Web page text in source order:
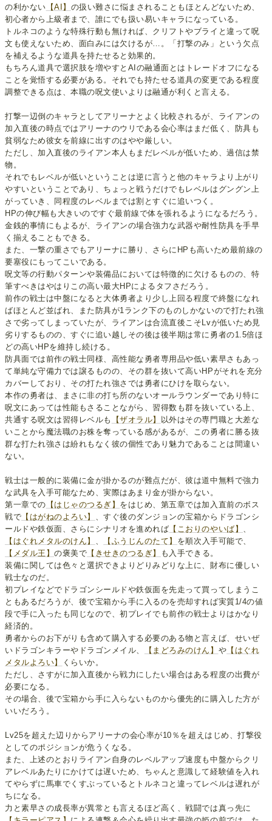
の利かない 【AI】 の扱い難さに悩まされることもほとんどないため、
初心者から上級者まで、誰にでも扱い易いキャラになっている。
トルネコのような特殊行動も無ければ、クリフトやブライと違って呪
文も使えないため、面白みには欠けるが…。「打撃のみ」という欠点
を補えるような道具を持たせると効果的。
もちろん道具で選択肢を増やすとAIの融通面とはトレードオフになる
ことを覚悟する必要がある。それでも持たせる道具の変更である程度
調整できる点は、本職の呪文使いよりは融通が利くと言える。
打撃一辺倒のキャラとしてアリーナとよく比較されるが、ライアンの
加入直後の時点ではアリーナのウリである会心率はまだ低く、防具も
貧弱なため彼女を前線に出すのはやや厳しい。
ただし、加入直後のライアン本人もまだレベルが低いため、過信は禁
物。
それでもレベルが低いということは逆に言うと他のキャラより上がり
やすいということであり、ちょっと戦うだけでもレベルはグングン上
がっていき、同程度のレベルまでは割とすぐに追いつく。
HPの伸び幅も大きいのですぐ最前線で体を張れるようになるだろう。
金銭的事情にもよるが、ライアンの場合強力な武器や耐性防具を手早
く揃えることもできる。
また、一撃の重さでもアリーナに勝り、さらにHPも高いため最前線の
要塞役にもってこいである。
呪文等の行動パターンや装備品においては特徴的に欠けるものの、特
筆すべきはやはりこの高い最大HPによるタフさだろう。
前作の戦士は中盤になると大体勇者より少し上回る程度で終盤になれ
ばほとんど並ばれ、また防具が1ランク下のものしかないので打たれ強
さで劣ってしまっていたが、ライアンは合流直後こそLvが低いため見
劣りするものの、すぐに追い越しその後は後半期は常に勇者の1.5倍ほ
どの高いHPを維持し続ける。
防具面では前作の戦士同様、高性能な勇者専用品や低い素早さもあっ
て単純な守備力では譲るものの、その群を抜いて高いHPがそれを充分
カバーしており、その打たれ強さでは勇者にひけを取らない。
本作の勇者は、まさに非の打ち所のないオールラウンダーであり特に
呪文にあっては性能もさることながら、習得数も群を抜いている上、
共通する呪文は習得レベルも
【ザオラル】 以外はその専門職と大差な
いことから魔法職のお株を奪っている感があるが、この勇者に勝る抜
群な打たれ強さは紛れもなく彼の個性であり魅力であることは間違い
ない。
戦士は一般的に装備に金が掛かるのが難点だが、彼は道中無料で強力
な武具を入手可能なため、実際はあまり金が掛からない。
第一章での 【はじゃのつるぎ】 をはじめ、第五章では加入直前のボス
戦で 【はがねのよろい】
、すぐ後のダンジョンの宝箱からドラゴンシ
ールドや鉄仮面、さらにシナリオを進めれば 【こおりのやいば】
【はぐれメタルのけん】
【ふうじんのたて】 を順次入手可能で、
【メダル王】の褒美で 【きせきのつるぎ】
も入手できる。
装備に関しては色々と選択できよりどりみどりな上に、財布に優しい
戦士なのだ。
初プレイなどでドラゴンシールドや鉄仮面を先走って買ってしまうこ
ともあるだろうが、後で宝箱から手に入るのを売却すれば実質1/4の値
段で手に入ったも同じなので、初プレイでも前作の戦士よりはかなり
経済的。
勇者からのお下がりも含めて購入する必要のある物と言えば、せいぜ
いドラゴンキラーやドラゴンメイル、
【まどろみのけん】 や 【はぐれ
メタルよろい】
くらいか。
ただし、さすがに加入直後から戦力にしたい場合はある程度の出費が
必要になる。
その場合、後で宝箱から手に入らないものから優先的に購入した方が
いいだろう。
Lv25を超えた辺りからアリーナの会心率が10％を超えはじめ、打撃役
としてのポジションが危うくなる。
また、上述のとおりライアン自身のレベルアップ速度も中盤からクリ
アレベルあたりにかけては遅いため、ちゃんと意識して経験値を入れ
てやらずに馬車でくすぶっているとトルネコと違ってレベルは遅れが
ちになる。
力と素早さの成長率が異常とも言えるほど高く、戦闘では真っ先に